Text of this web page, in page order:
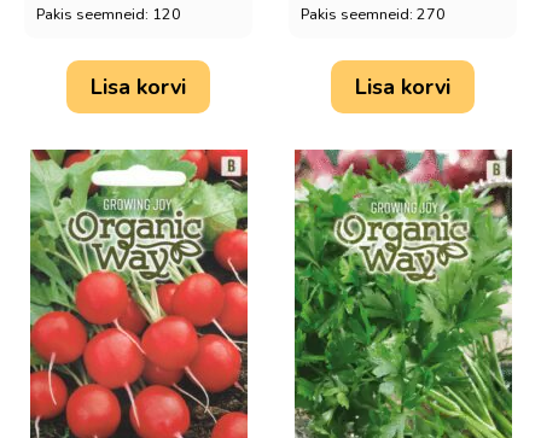
Pakis seemneid: 120
Lisa korvi
Pakis seemneid: 270
Lisa korvi